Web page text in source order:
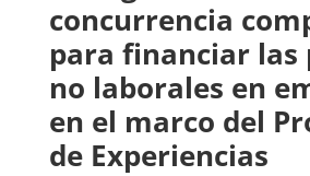
concurrencia
para financiar las
no laborales en
en el marco del
de Experiencias